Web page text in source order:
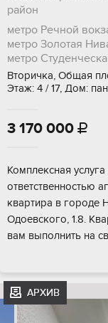
район
метро Речной
метро Золотая
метро
Вторичка, Общая
Этаж: 4 / 17, Дом:
3 170 000 
Комплексная
ответственностью
квартира в городе
Одоевского, 1.8.
вам выполнить на
АРХИВ